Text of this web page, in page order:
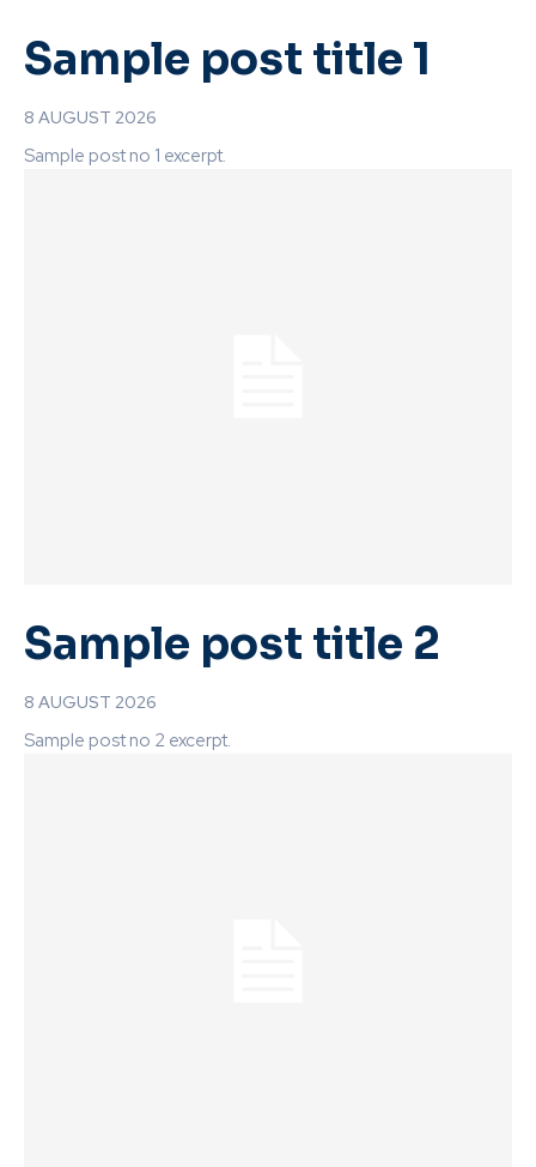
Sample post title 1
8 AUGUST 2026
Sample post no 1 excerpt.
Sample post title 2
8 AUGUST 2026
Sample post no 2 excerpt.